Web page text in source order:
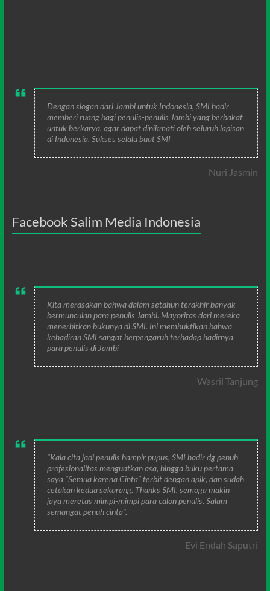
Dengan slogan dari Jambi untuk Indonesia, SMI hadir
memberi ruang bagi penulis-penulis Jambi yang berbakat
untuk berkarya, agar dapat dinikmati oleh seluruh lapisan
di Indonesia. Sukses selalu buat SMI
Nuri Jasmin
Facebook Salim Media Indonesia
Kita merasakan bahwa dalam setahun terakhir banyak
bermunculan para penulis Jambi. Mayoritas dari mereka
menerbitkan bukunya di SMI. Ini membuktikan bahwa
kehadiran SMI sangat berpengaruh terhadap hadirnya
para penulis di Jambi
Wasril Tanjung
"Kala cita jadi penulis hampir pupus, SMI hadir dg penuh
profesionalitas menguatkan asa, hingga buku pertama
saya "Semua karena Cinta" terbit dengan apik, dan sudah
cetakan kedua sekarang. Thanks SMI, semoga makin
jaya meretas mimpi-mimpi para calon penulis. Salam
semangat penuh cinta".
Evi Endah Saputri